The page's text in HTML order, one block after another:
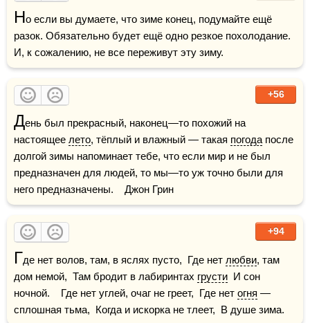
Но если вы думаете, что зиме конец, подумайте ещё
разок. Обязательно будет ещё одно резкое похолодание.
И, к сожалению, не все переживут эту зиму.
+56
День был прекрасный, наконец—то похожий на
настоящее лето, тёплый и влажный — такая погода после
долгой зимы напоминает тебе, что если мир и не был
предназначен для людей, то мы—то уж точно были для
него предназначены.    Джон Грин
+94
Где нет волов, там, в яслях пусто,  Где нет любви, там
дом немой,  Там бродит в лабиринтах грусти
  И сон
ночной.    Где нет углей, очаг не греет,  Где нет огня —
сплошная тьма,  Когда и искорка не тлеет,  В душе зима.